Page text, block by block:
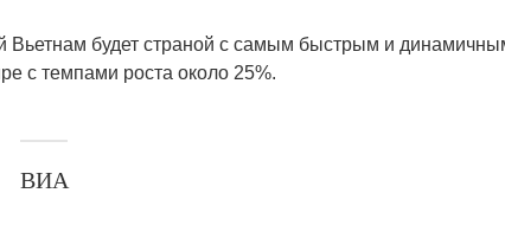
Вьетнам будет страной с самым быстрым и
с темпами роста около 25%.
ВИА